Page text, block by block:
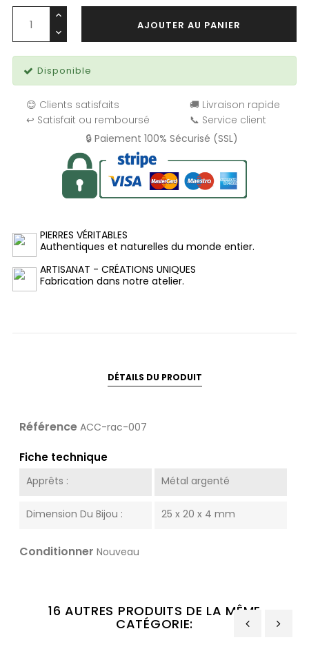
AJOUTER AU PANIER
Disponible
😊 Clients satisfaits
🚚 Livraison rapide
↩️ Satisfait ou remboursé
📞 Service client
🔒 Paiement 100% Sécurisé (SSL)
PIERRES VÉRITABLES
Authentiques et naturelles du monde entier.
ARTISANAT - CRÉATIONS UNIQUES
Fabrication dans notre atelier.
DÉTAILS DU PRODUIT
Référence ACC-rac-007
Fiche technique
Apprêts : Métal argenté
Dimension Du Bijou : 25 x 20 x 4 mm
Conditionner Nouveau
16 AUTRES PRODUITS DE LA MÊME
CATÉGORIE: